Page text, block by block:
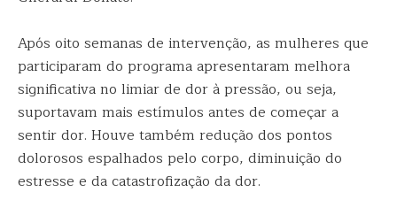
Após oito semanas de intervenção, as mulheres que
participaram do programa apresentaram melhora
significativa no limiar de dor à pressão, ou seja,
suportavam mais estímulos antes de começar a
sentir dor. Houve também redução dos pontos
dolorosos espalhados pelo corpo, diminuição do
estresse e da catastrofização da dor.